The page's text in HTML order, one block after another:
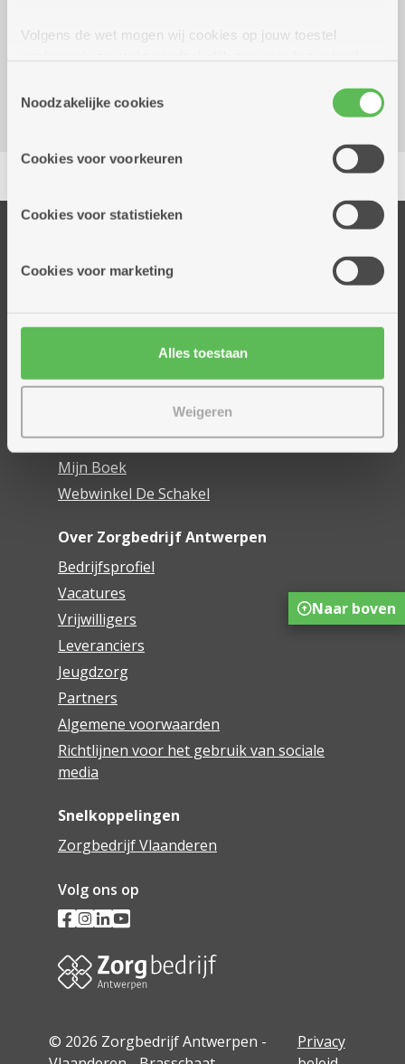
Volgens de wet mogen wij cookies op jouw toestel
cookies hebben we jouw toestemming nodig. Sommige
cookies worden geplaatst door derde partijen die een
informatie over jouw (geanonimiseerd) gebruik van onze
partners kunnen deze gegevens combineren met andere
Noodzakelijke cookies
Cookies voor voorkeuren
Cookies voor statistieken
Cookies voor marketing
Alles toestaan
Weigeren
2030 Antwerpen
Delen
Thuisdiensten
Assistentiewoningen
Mijn Zorgbedrijf
Onze innovaties
Mijn Boek
Webwinkel De Schakel
Over Zorgbedrijf Antwerpen
Bedrijfsprofiel
Vacatures
Vrijwilligers
Leveranciers
Jeugdzorg
Partners
Algemene voorwaarden
Richtlijnen voor het gebruik van sociale
media
Snelkoppelingen
Zorgbedrijf Vlaanderen
Volg ons op
© 2026 Zorgbedrijf Antwerpen -
Privacy
Naar boven